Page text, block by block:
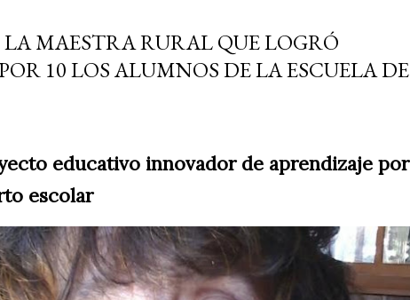
MAESTRA RURAL QUE LOGRÓ
10 LOS ALUMNOS DE LA ESCUELA DE
educativo innovador de aprendizaje por
escolar